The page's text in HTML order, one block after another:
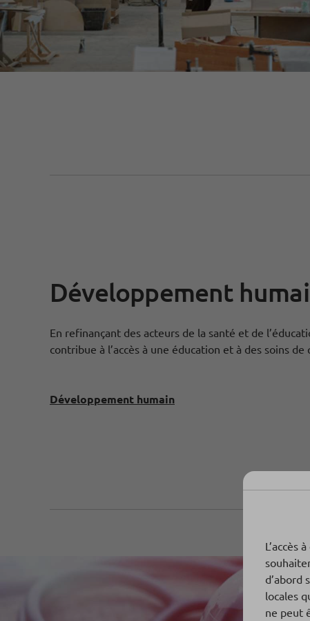
Développement
En refinançant des acteurs de la santé et de
contribue à l’accès à une éducation et à des soins de
Développement humain
L’accès
d’abord
locales
ne peut